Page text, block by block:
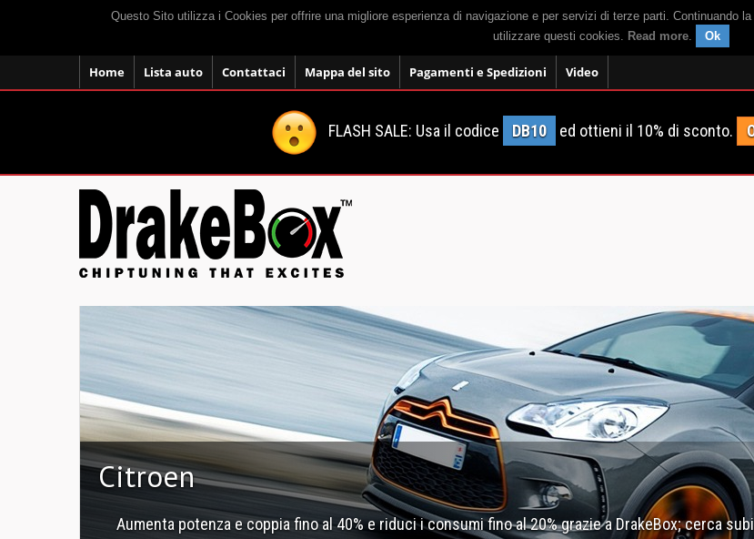
Questo Sito utilizza i Cookies per offrire una migliore esperienza di navigazione e per servizi di terze parti. Continuando
utilizzare questi cookies. Read more. Ok
Home Lista auto Contattaci Mappa del sito Pagamenti e Spedizioni Video
FLASH SALE: Usa il codice DB10 ed ottieni il 10% di sconto.
Citroen
Aumenta potenza e coppia fino al 40% e riduci i consumi fino al 20% grazie a DrakeBox; cerca